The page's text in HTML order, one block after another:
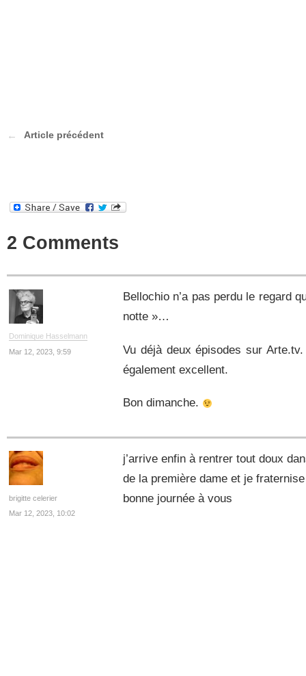
Article précédent
2 Comments
Dominique Hasselmann
Mar 12, 2023, 9:59
Bellochio n’a pas perdu le regard
notte »…
Vu déjà deux épisodes sur
également excellent.
Bon dimanche.
brigitte celerier
Mar 12, 2023, 10:02
j’arrive enfin à rentrer tout doux
de la première dame et je
bonne journée à vous